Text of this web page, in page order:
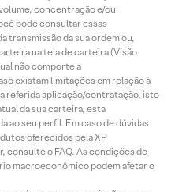
concentração e/ou
pode consultar essas
transmissão da sua ordem ou,
na tela de carteira (Visão
não comporte a
existam limitações em relação à
referida aplicação/contratação, isto
da sua carteira, esta
ao seu perfil. Em caso de dúvidas
oferecidos pela XP
consulte o FAQ. As condições de
macroeconômico podem afetar o